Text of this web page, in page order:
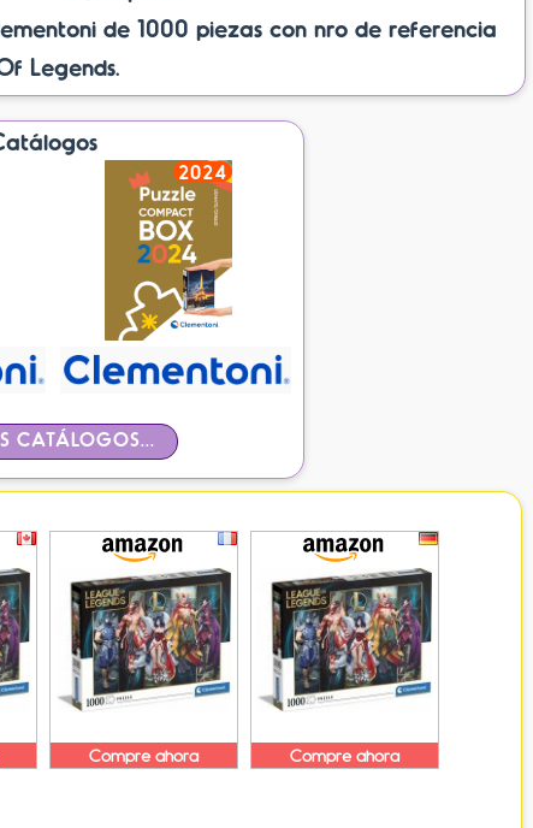
de 1000 piezas con nro de referencia
Legends.
2024
CATÁLOGOS...
Compre ahora Compre ahora